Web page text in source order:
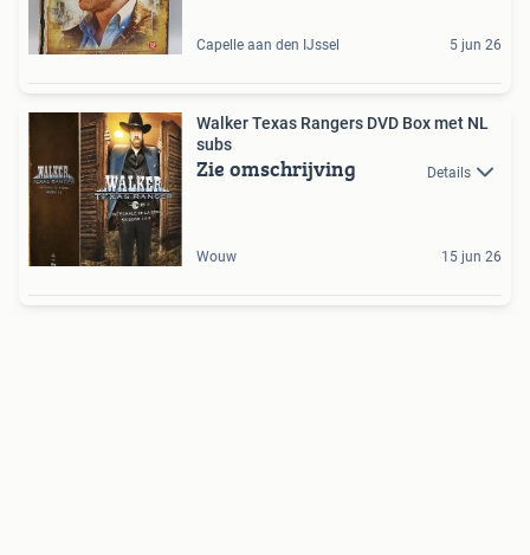
Capelle aan den IJssel 5 jun 26
Walker Texas Rangers DVD Box met NL
subs
Zie omschrijving Details
Wouw 15 jun 26